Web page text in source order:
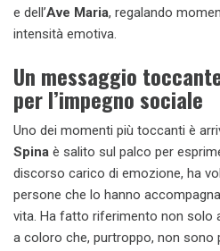
e dell’Ave Maria, regalando
intensità emotiva.
Un messaggio
per l’impegno sociale
Uno dei momenti più toccanti è
Spina è salito sul palco per
discorso carico di emozione, ha
persone che lo hanno
vita. Ha fatto riferimento non solo
a coloro che, purtroppo, non sono